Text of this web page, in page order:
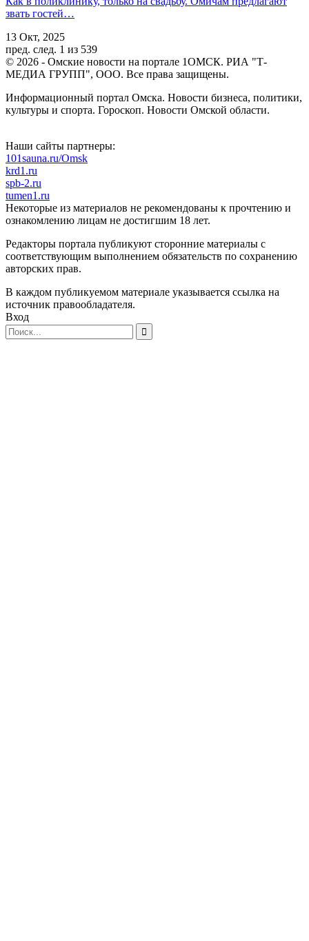
звать гостей…
13 Окт, 2025
пред. след. 1 из 539
© 2026 - Омские новости на портале 1ОМСК. РИА "Т-
МЕДИА ГРУПП", ООО. Все права защищены.
Информационный портал Омска. Новости бизнеса, политики,
культуры и спорта. Гороскоп. Новости Омской области.
Наши сайты партнеры:
101sauna.ru/Omsk
krd1.ru
spb-2.ru
tumen1.ru
Некоторые из материалов не рекомендованы к прочтению и
ознакомлению лицам не достигшим 18 лет.
Редакторы портала публикуют сторонние материалы с
соответствующим выполнением обязательств по сохранению
авторских прав.
В каждом публикуемом материале указывается ссылка на
источник правообладателя.
Вход